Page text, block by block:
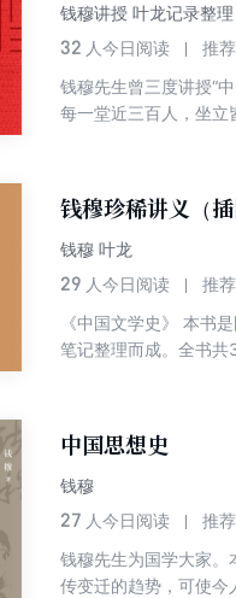
钱穆讲授 叶龙记录整理
32 人今日阅读 推
钱穆先生曾三度讲授“
每一堂近三百人，坐立
受激励和鼓舞，进而
的启迪，为我们再次提
钱穆珍稀讲义（插
钱穆 叶龙
29 人今日阅读 推
《中国文学史》 本书
笔记整理而成。全书
大，三于香港新亚书
时，听课场面颇为壮观
“中国通史”课程。本
多年的讲义，更精粹
文化的演进中汲取民族
国通史》以其历史格局
中国思想史
钱穆
27 人今日阅读 推
钱穆先生为国学大家。
传变迁的趋势，可使